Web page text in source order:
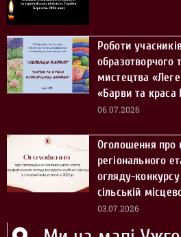
Роботи
образотворчого
мистецтва
«Барви та
06.07.2026
Оголошення про
регіонального
огляду-
сільській
03.07.2026